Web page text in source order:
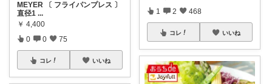
MEYER 〔 フライパンプレス 〕
直径1 ...
￥ 4,400
0 0 75
コレ いいね
1 2 468
コレ いいね